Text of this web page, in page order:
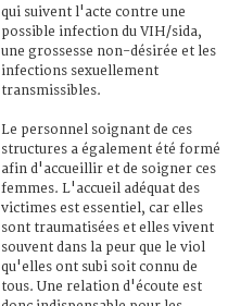
qui suivent l'acte contre une
possible infection du VIH/sida,
une grossesse non-désirée et les
infections sexuellement
transmissibles.
Le personnel soignant de ces
structures a également été formé
afin d'accueillir et de soigner ces
femmes. L'accueil adéquat des
victimes est essentiel, car elles
sont traumatisées et elles vivent
souvent dans la peur que le viol
qu'elles ont subi soit connu de
tous. Une relation d'écoute est